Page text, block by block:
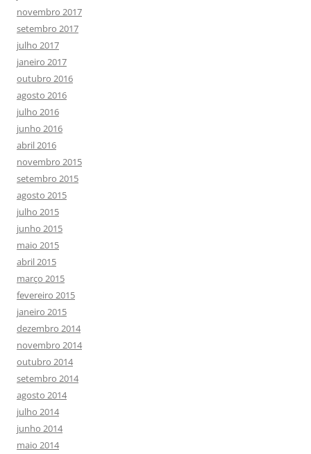
novembro 2017
setembro 2017
julho 2017
janeiro 2017
outubro 2016
agosto 2016
julho 2016
junho 2016
abril 2016
novembro 2015
setembro 2015
agosto 2015
julho 2015
junho 2015
maio 2015
abril 2015
março 2015
fevereiro 2015
janeiro 2015
dezembro 2014
novembro 2014
outubro 2014
setembro 2014
agosto 2014
julho 2014
junho 2014
maio 2014